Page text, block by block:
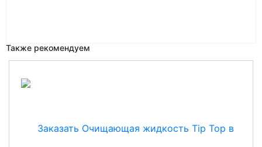
Также рекомендуем